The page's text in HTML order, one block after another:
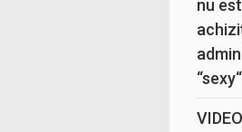
nu
“sexy“